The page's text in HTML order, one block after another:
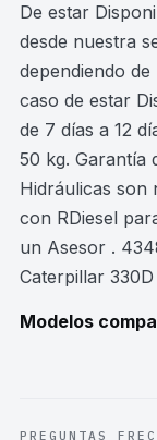
De estar
desde nuestra
dependiendo
caso de estar
de 7 días a 12
50 kg. Garantía
Hidráulicas son
con RDiesel
un Asesor .
Caterpillar
Modelos
PREGUNTAS